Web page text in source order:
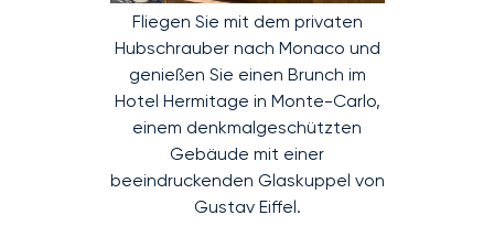
Fliegen Sie mit dem privaten
Hubschrauber nach Monaco und
genießen Sie einen Brunch im
Hotel Hermitage in Monte-Carlo,
einem denkmalgeschützten
Gebäude mit einer
beeindruckenden Glaskuppel von
Gustav Eiffel.